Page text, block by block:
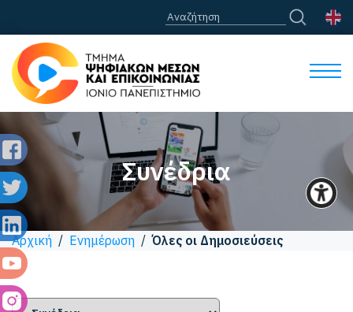
Συνέδρια
Αρχική / Ενημέρωση /Όλες οι Δημοσιεύσεις